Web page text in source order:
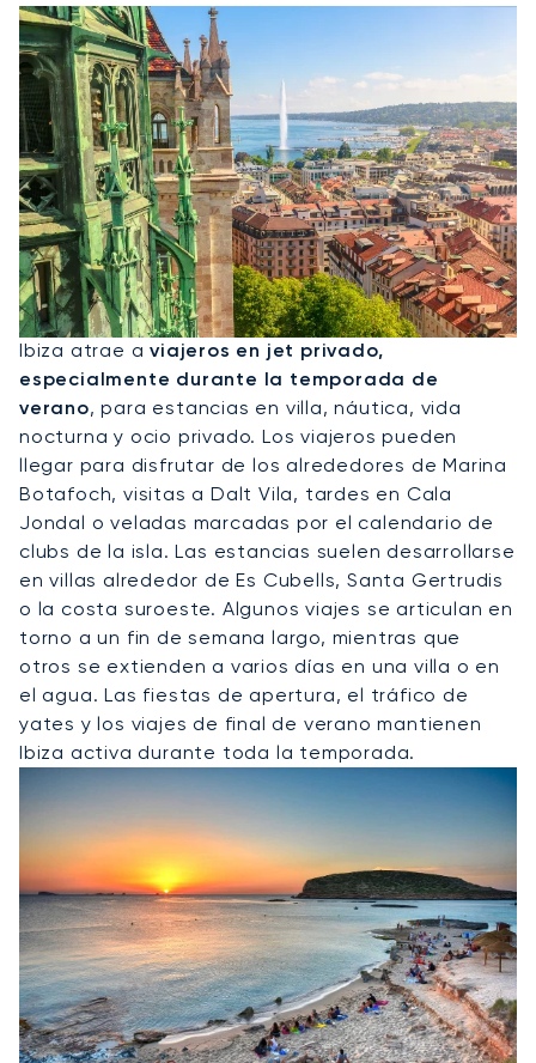
Alquile Un Jet Privado A Ibiza
Ibiza atrae aviajeros en jet privado,
especialmente durante la temporada de
verano, para estancias en villa, náutica, vida
nocturna y ocio privado. Los viajeros pueden
llegar para disfrutar de los alrededores de Marina
Botafoch, visitas a Dalt Vila, tardes en Cala
Jondal o veladas marcadas por el calendario de
clubs de la isla. Las estancias suelen desarrollarse
en villas alrededor de Es Cubells, Santa Gertrudis
o la costa suroeste. Algunos viajes se articulan en
torno a un fin de semana largo, mientras que
otros se extienden a varios días en una villa o en
el agua. Las fiestas de apertura, el tráfico de
yates y los viajes de final de verano mantienen
Ibiza activa durante toda la temporada.